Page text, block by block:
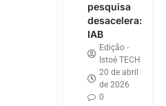
pesquisa
desacelera:
IAB
Edição -
Istoé TECH
20 de abril
de 2026
0